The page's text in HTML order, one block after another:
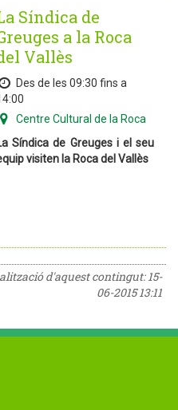
Síndica de
a la Roca
Vallès
Des de les 09:30 fins a
Centre Cultural de la Roca
Síndica de Greuges i el seu
visiten la Roca del Vallès
d'aquest contingut: 15-
06-2015 13:11